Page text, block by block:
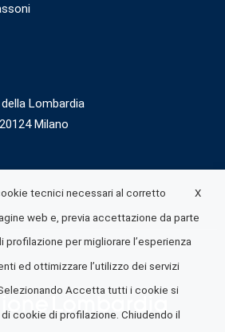
Lombardia
Milano
X
tecnici necessari al corretto
web e, previa accettazione da parte
profilazione per migliorare l’esperienza
ed ottimizzare l’utilizzo dei servizi
Accetta tutti i cookie si
cookie di profilazione. Chiudendo il